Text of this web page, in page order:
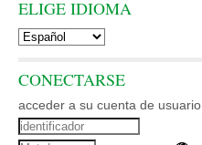
ELIGE IDIOMA
CONECTARSE
acceder a su cuenta de usuario